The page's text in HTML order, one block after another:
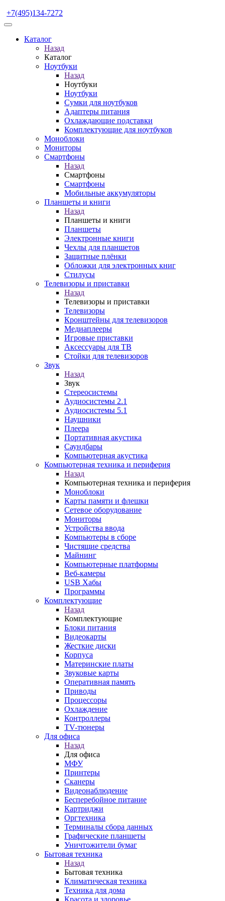
+7(495)134-7272
Каталог
Назад
Каталог
Ноутбуки
Назад
Ноутбуки
Ноутбуки
Сумки для ноутбуков
Адаптеры питания
Охлаждающие подставки
Комплектующие для ноутбуков
Моноблоки
Мониторы
Смартфоны
Назад
Смартфоны
Смартфоны
Мобильные аккумуляторы
Планшеты и книги
Назад
Планшеты и книги
Планшеты
Электронные книги
Чехлы для планшетов
Защитные плёнки
Обложки для электронных книг
Стилусы
Телевизоры и приставки
Назад
Телевизоры и приставки
Телевизоры
Кронштейны для телевизоров
Медиаплееры
Игровые приставки
Аксессуары для ТВ
Стойки для телевизоров
Звук
Назад
Звук
Стереосистемы
Аудиосистемы 2.1
Аудиосистемы 5.1
Наушники
Плеера
Портативная акустика
Саундбары
Компьютерная акустика
Компьютерная техника и периферия
Назад
Компьютерная техника и периферия
Моноблоки
Карты памяти и флешки
Сетевое оборудование
Мониторы
Устройства ввода
Компьютеры в сборе
Чистящие средства
Майнинг
Компьютерные платформы
Веб-камеры
USB Хабы
Программы
Комплектующие
Назад
Комплектующие
Блоки питания
Видеокарты
Жесткие диски
Корпуса
Материнские платы
Звуковые карты
Оперативная память
Приводы
Процессоры
Охлаждение
Контроллеры
TV-тюнеры
Для офиса
Назад
Для офиса
МФУ
Принтеры
Сканеры
Видеонаблюдение
Бесперебойное питание
Картриджи
Оргтехника
Терминалы сбора данных
Графические планшеты
Уничтожители бумаг
Бытовая техника
Назад
Бытовая техника
Климатическая техника
Техника для дома
Красота и здоровье